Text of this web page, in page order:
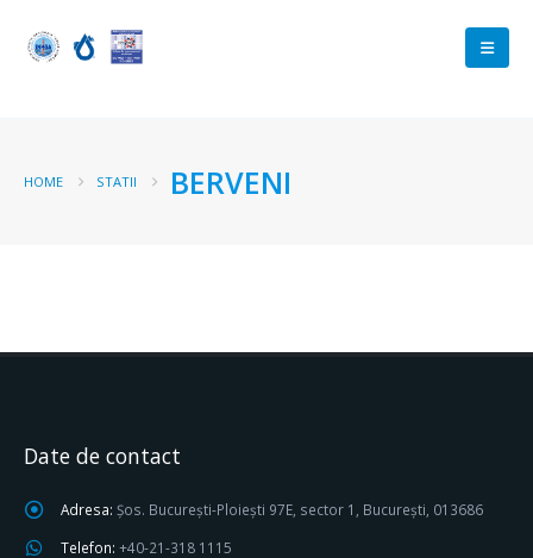
HOME STATII BERVENI
Date de contact
Adresa: Șos. București-Ploiești 97E, sector 1, București, 013686
Telefon: +40-21-318 1115